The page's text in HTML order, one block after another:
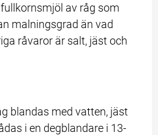
av råg som
malningsgrad än vad
råvaror är salt, jäst och
blandas med vatten, jäst
i en degblandare i 13-